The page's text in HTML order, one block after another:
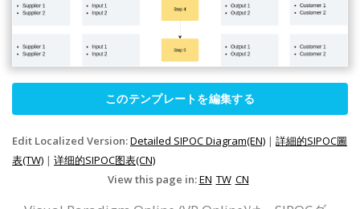
このテンプレートを編集する
Edit Localized Version:Detailed SIPOC Diagram(EN) | 詳細的SIPOC圖
表(TW) | 详细的SIPOC图表(CN)
View this page in:EN TW CN